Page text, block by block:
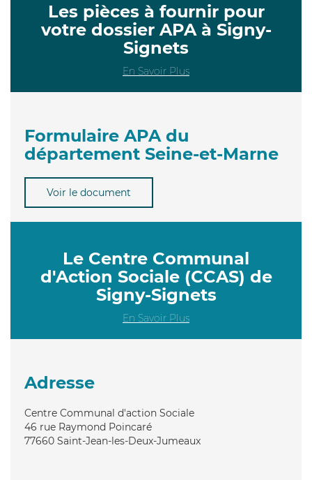
Les pièces à fournir pour
votre dossier APA à Signy-
Signets
En Savoir Plus
Formulaire APA du
département Seine-et-Marne
Voir le document
Le Centre Communal
d'Action Sociale (CCAS) de
Signy-Signets
En Savoir Plus
Adresse
Centre Communal d'action Sociale
46 rue Raymond Poincaré
77660 Saint-Jean-les-Deux-Jumeaux